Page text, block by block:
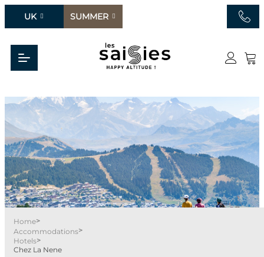
UK SUMMER
Home>
Accommodations>
Hotels>
Chez La Nene